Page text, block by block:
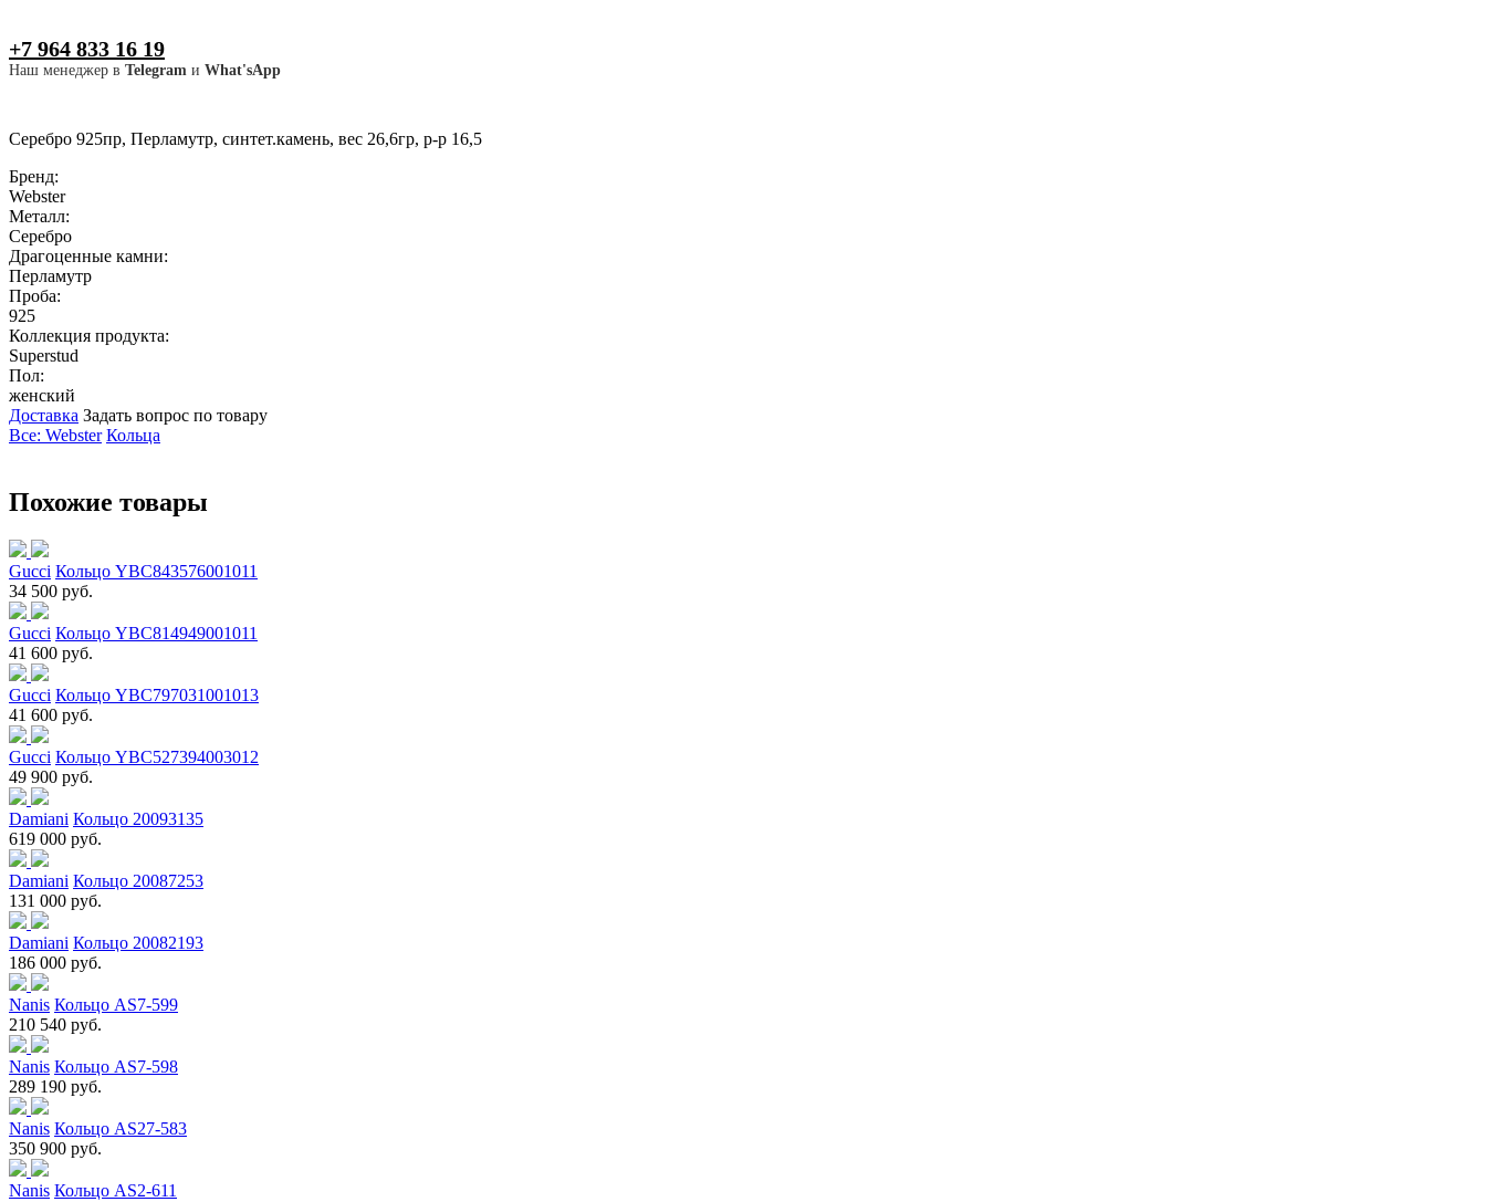
+7 964 833 16 19
Наш менеджер в Telegram и What'sApp
Серебро 925пр, Перламутр, синтет.камень, вес 26,6гр, р-р 16,5
Бренд:
Webster
Металл:
Серебро
Драгоценные камни:
Перламутр
Проба:
925
Коллекция продукта:
Superstud
Пол:
женский
Доставка Задать вопрос по товару
Все: Webster Кольца
Похожие товары
Gucci Кольцо YBC843576001011
34 500 руб.
Gucci Кольцо YBC814949001011
41 600 руб.
Gucci Кольцо YBC797031001013
41 600 руб.
Gucci Кольцо YBC527394003012
49 900 руб.
Damiani Кольцо 20093135
619 000 руб.
Damiani Кольцо 20087253
131 000 руб.
Damiani Кольцо 20082193
186 000 руб.
Nanis Кольцо AS7-599
210 540 руб.
Nanis Кольцо AS7-598
289 190 руб.
Nanis Кольцо AS27-583
350 900 руб.
Nanis Кольцо AS2-611